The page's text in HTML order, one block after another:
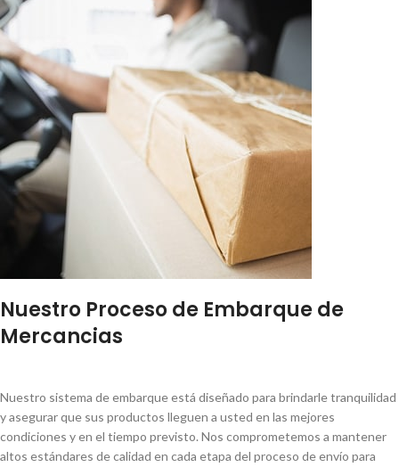
Nuestro Proceso de Embarque de
Mercancias
Nuestro sistema de embarque está diseñado para brindarle tranquilidad
y asegurar que sus productos lleguen a usted en las mejores
condiciones y en el tiempo previsto. Nos comprometemos a mantener
altos estándares de calidad en cada etapa del proceso de envío para